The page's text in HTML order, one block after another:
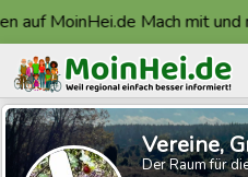
MoinHei.de Mach mit und
Vereine,